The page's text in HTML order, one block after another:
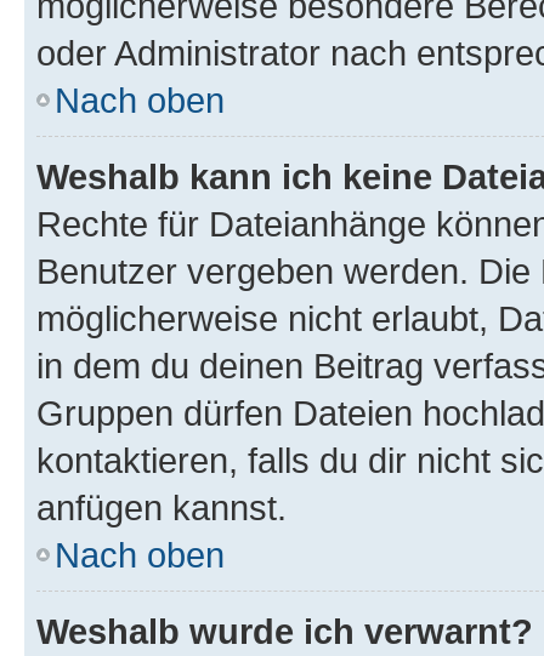
oder Administrator nach
Nach oben
Weshalb kann ich keine
Rechte für Dateianhänge
Benutzer vergeben werden.
möglicherweise nicht erlaubt,
in dem du deinen Beitrag
Gruppen dürfen Dateien
kontaktieren, falls du dir nicht
anfügen kannst.
Nach oben
Weshalb wurde ich verwarnt?